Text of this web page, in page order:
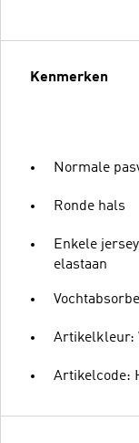
Kenmerken
Normale
Ronde hals
Enkele
elastaan
Artikelkleur:
Artikelcode: